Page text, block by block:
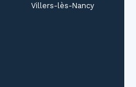
Villers-lès-Nancy